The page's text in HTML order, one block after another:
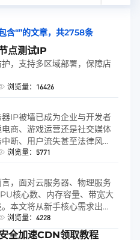
含“”的文章，共2758条
点测试IP
，支持多区域部署，保障店
浏览量：16426
IP被墙已成为企业与开发者
商、游戏运营还是社交媒体
断、用户流失甚至法律风
洁语言解析IP被墙的核心原
用工具与架构图。
浏览量：5771
，面对云服务器、物理服务
核心数、内存容量、带宽大
本文将从新手核心需求出
套可落地的选型方案
浏览量：4228
全加速CDN领取教程